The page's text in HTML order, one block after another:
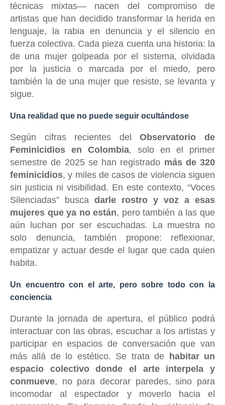
técnicas mixtas— nacen del compromiso de
artistas que han decidido transformar la herida en
lenguaje, la rabia en denuncia y el silencio en
fuerza colectiva. Cada pieza cuenta una historia: la
de una mujer golpeada por el sistema, olvidada
por la justicia o marcada por el miedo, pero
también la de una mujer que resiste, se levanta y
sigue.
Una realidad que no puede seguir ocultándose
Según cifras recientes delObservatorio de
Feminicidios en Colombia, solo en el primer
semestre de 2025 se han registrado más de 320
feminicidios, y miles de casos de violencia siguen
sin justicia ni visibilidad. En este contexto, “Voces
Silenciadas” busca darle rostro y voz a esas
mujeres que ya no están, pero también a las que
aún luchan por ser escuchadas. La muestra no
solo denuncia, también propone: reflexionar,
empatizar y actuar desde el lugar que cada quien
habita.
Un encuentro con el arte, pero sobre todo con la
conciencia
Durante la jornada de apertura, el público podrá
interactuar con las obras, escuchar a los artistas y
participar en espacios de conversación que van
más allá de lo estético. Se trata de habitar un
espacio colectivo donde el arte interpela y
conmueve, no para decorar paredes, sino para
incomodar al espectador y moverlo hacia el